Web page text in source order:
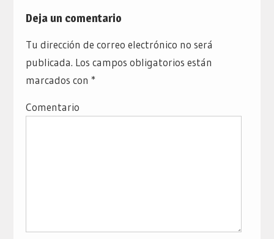
Deja un comentario
Tu dirección de correo electrónico no será
publicada. Los campos obligatorios están
marcados con *
Comentario